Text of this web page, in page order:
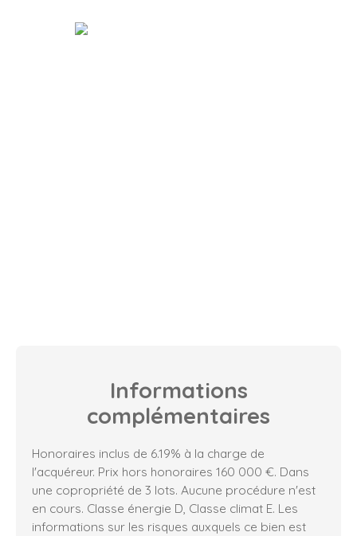
Informations
complémentaires
Honoraires inclus de 6.19% à la charge de
l'acquéreur. Prix hors honoraires 160 000 €. Dans
une copropriété de 3 lots. Aucune procédure n'est
en cours. Classe énergie D, Classe climat E. Les
informations sur les risques auxquels ce bien est